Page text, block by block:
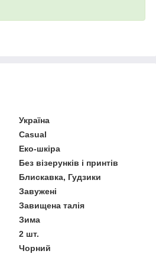
Україна
Casual
Еко-шкіра
Без візерунків і принтів
Блискавка, Гудзики
Завужені
Завищена талія
Зима
2 шт.
Чорний